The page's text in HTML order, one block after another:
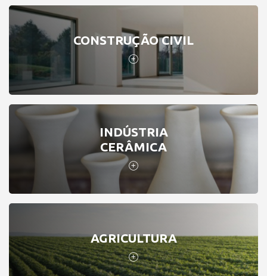
CONSTRUÇÃO CIVIL
INDÚSTRIA
CERÂMICA
AGRICULTURA